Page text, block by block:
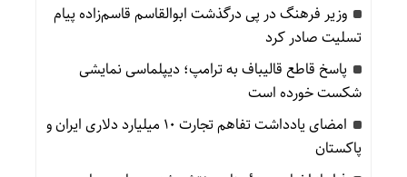
وزیر فرهنگ در پی درگذشت ابوالقاسم قاسم‌زاده پیام
تسلیت صادر کرد
پاسخ قاطع قالیباف به ترامپ؛ دیپلماسی نمایشی
شکست خورده است
امضای یادداشت تفاهم تجارت ۱۰ میلیارد دلاری ایران و
پاکستان